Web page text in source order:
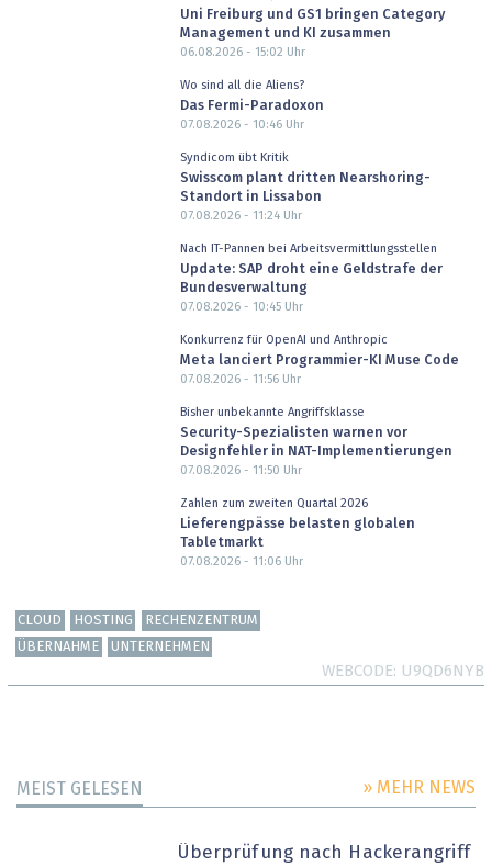
Uni Freiburg und GS1 bringen Category
Management und KI zusammen
06.08.2026 - 15:02 Uhr
Wo sind all die Aliens?
Das Fermi-Paradoxon
07.08.2026 - 10:46Uhr
Syndicom übt Kritik
Swisscom plant dritten Nearshoring-
Standort in Lissabon
07.08.2026 - 11:24Uhr
Nach IT-Pannen bei Arbeitsvermittlungsstellen
Update: SAP droht eine Geldstrafe der
Bundesverwaltung
07.08.2026 - 10:45Uhr
Konkurrenz für OpenAI und Anthropic
Meta lanciert Programmier-KI Muse Code
07.08.2026 - 11:56Uhr
Bisher unbekannte Angriffsklasse
Security-Spezialisten warnen vor
Designfehler in NAT-Implementierungen
07.08.2026 - 11:50 Uhr
Zahlen zum zweiten Quartal 2026
Lieferengpässe belasten globalen
Tabletmarkt
07.08.2026 - 11:06Uhr
CLOUD HOSTING
RECHENZENTRUM
ÜBERNAHME
UNTERNEHMEN
WEBCODE U9QD6NYB
MEIST GELESEN » MEHR NEWS
Überprüfung nach Hackerangriff